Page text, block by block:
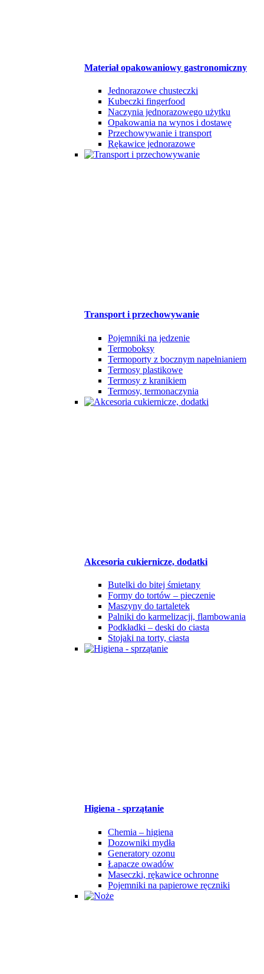
Materiał opakowaniowy gastronomiczny
Jednorazowe chusteczki
Kubeczki fingerfood
Naczynia jednorazowego użytku
Opakowania na wynos i dostawę
Przechowywanie i transport
Rękawice jednorazowe
Transport i przechowywanie
Pojemniki na jedzenie
Termoboksy
Termoporty z bocznym napełnianiem
Termosy plastikowe
Termosy z kranikiem
Termosy, termonaczynia
Akcesoria cukiernicze, dodatki
Butelki do bitej śmietany
Formy do tortów – pieczenie
Maszyny do tartaletek
Palniki do karmelizacji, flambowania
Podkładki – deski do ciasta
Stojaki na torty, ciasta
Higiena - sprzątanie
Chemia – higiena
Dozowniki mydła
Generatory ozonu
Łapacze owadów
Maseczki, rękawice ochronne
Pojemniki na papierowe ręczniki